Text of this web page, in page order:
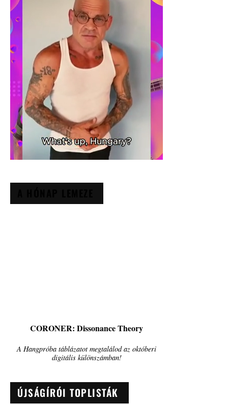
CORONER: Dissonance Theory
A Hangpróba táblázatot megtalálod az októberi
digitális különszámban!
ÚJSÁGÍRÓI TOPLISTÁK